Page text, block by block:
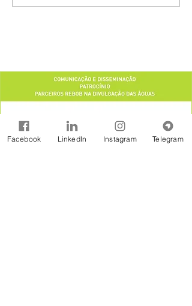
Facebook LinkedIn Instagram Telegram